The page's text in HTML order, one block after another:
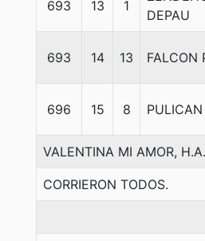
693 13 1
DEPAU
693 14 13 FALCON
696 15 8 PULICAN
VALENTINA MI AMOR,
CORRIERON TODOS.